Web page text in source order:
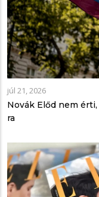
júl 21, 2026
Novák Előd nem
ra